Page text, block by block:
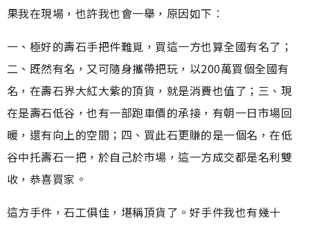
果我在現場，也許我也會一舉，原因如下︰
一、極好的壽石手把件難覓，買這一方也算全國有名了；
二、既然有名，又可隨身攜帶把玩，以200萬買個全國有
名，在壽石界大紅大紫的頂貨，就是消費也值了；三、現
在是壽石低谷，也有一部跑車價的承接，有朝一日市場回
暖，還有向上的空間；四、買此石更賺的是一個名，在低
谷中托壽石一把，於自己於市場，這一方成交都是名利雙
收，恭喜買家。
這方手件，石工俱佳，堪稱頂貨了。好手件我也有幾十